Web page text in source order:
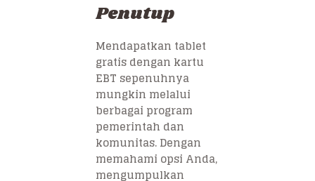
Penutup
Mendapatkan tablet
gratis dengan kartu
EBT sepenuhnya
mungkin melalui
berbagai program
pemerintah dan
komunitas. Dengan
memahami opsi Anda,
mengumpulkan